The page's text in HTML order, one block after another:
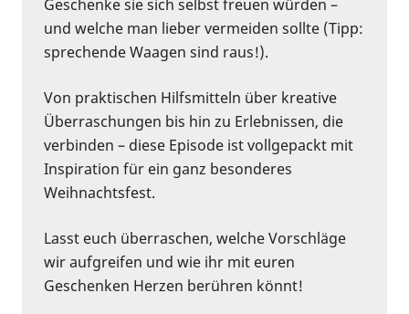
Geschenke sie sich selbst freuen würden –
und welche man lieber vermeiden sollte (Tipp:
sprechende Waagen sind raus!).
Von praktischen Hilfsmitteln über kreative
Überraschungen bis hin zu Erlebnissen, die
verbinden – diese Episode ist vollgepackt mit
Inspiration für ein ganz besonderes
Weihnachtsfest.
Lasst euch überraschen, welche Vorschläge
wir aufgreifen und wie ihr mit euren
Geschenken Herzen berühren könnt!